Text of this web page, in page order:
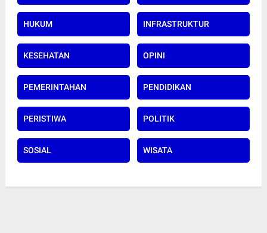
HUKUM INFRASTRUKTUR
KESEHATAN OPINI
PEMERINTAHAN PENDIDIKAN
PERISTIWA POLITIK
SOSIAL WISATA